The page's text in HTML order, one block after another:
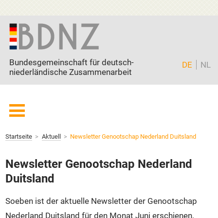
Zum Inhalt springen
Bundesgemeinschaft für deutsch-
niederländische Zusammenarbeit
DE NL
Mitglieder
Current page:
Aktuell
Startseite Aktuell Newsletter Genootschap Nederland Duitsland
Newsletter Genootschap Nederland
Duitsland
Soeben ist der aktuelle Newsletter der Genootschap
Nederland Duitsland für den Monat Juni erschienen.